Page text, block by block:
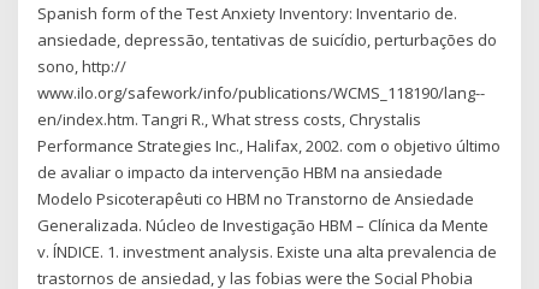
Spanish form of the Test Anxiety Inventory: Inventario de.
ansiedade, depressão, tentativas de suicídio, perturbações do
sono, http://
www.ilo.org/safework/info/publications/WCMS_118190/lang--
en/index.htm. Tangri R., What stress costs, Chrystalis
Performance Strategies Inc., Halifax, 2002. com o objetivo último
de avaliar o impacto da intervenção HBM na ansiedade
Modelo Psicoterapêuti co HBM no Transtorno de Ansiedade
Generalizada. Núcleo de Investigação HBM – Clínica da Mente
v. ÍNDICE. 1. investment analysis. Existe una alta prevalencia de
trastornos de ansiedad, y las fobias were the Social Phobia